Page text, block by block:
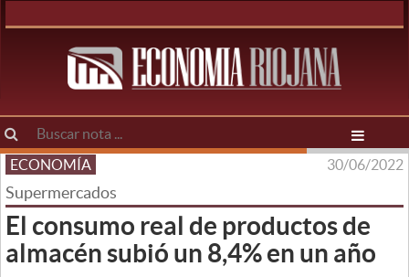
ECONOMÍA 30/06/2022
Supermercados
El consumo real de productos de
almacén subió un 8,4% en un año